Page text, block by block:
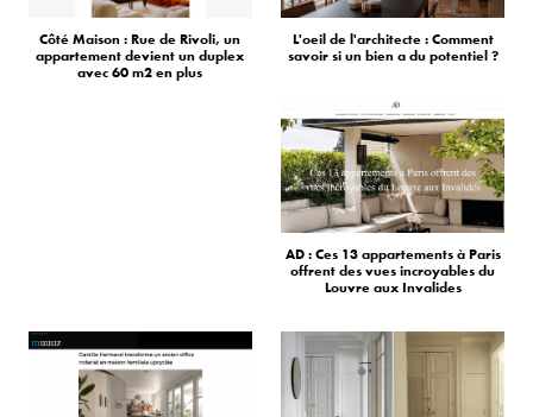
Côté Maison : Rue de Rivoli, un
appartement devient un duplex
avec 60 m2 en plus
L'oeil de l'architecte : Comment
savoir si un bien a du potentiel ?
AD : Ces 13 appartements à Paris
offrent des vues incroyables du
Louvre aux Invalides